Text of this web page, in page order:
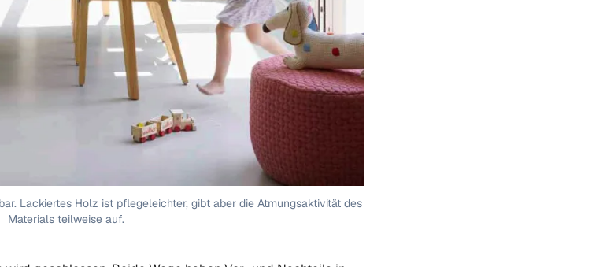
Lackiertes Holz ist pflegeleichter, gibt aber die Atmungsaktivität des
Materials teilweise auf.